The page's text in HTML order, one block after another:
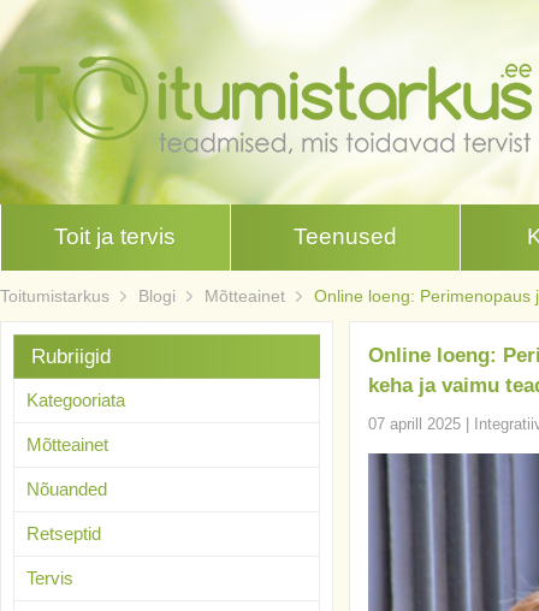
Toit ja tervis Teenused
Toitumistarkus Blogi Mõtteainet Online loeng: Perimenopaus
Online loeng:
keha ja vaimu
07 aprill 2025
Rubriigid
Kategooriata
Mõtteainet
Nõuanded
Retseptid
Tervis